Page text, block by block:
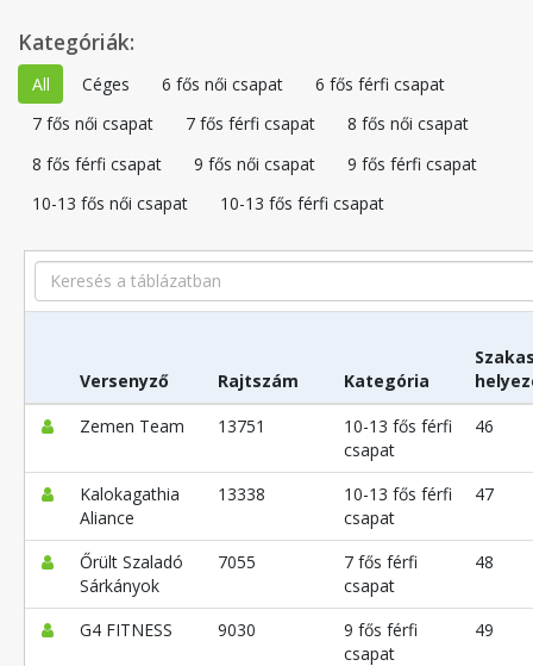
Kategóriák:
All Céges 6 fős női csapat
6 fős férfi csapat
7 fős női csapat
7 fős férfi csapat
8 fős női csapat
8 fős férfi csapat
9 fős női csapat
9 fős férfi csapat
10-13 fős női csapat
10-13 fős férfi csapat
Search
Versenyző Rajtszám Kategória
Zemen Team
13751
10-13 fős férfi
csapat
46
Kalokagathia
Aliance
13338
10-13 fős férfi
csapat
47
Őrült Szaladó
Sárkányok
7055
7 fős férfi
csapat
48
G4 FITNESS 9030
9 fős férfi
csapat
49